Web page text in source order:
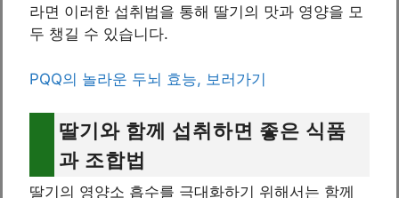
라면 이러한 섭취법을 통해 딸기의 맛과 영양을 모
두 챙길 수 있습니다.
PQQ의 놀라운 두뇌 효능, 보러가기
딸기와 함께 섭취하면 좋은 식품
과 조합법
딸기의 영양소 흡수를 극대화하기 위해서는 함께